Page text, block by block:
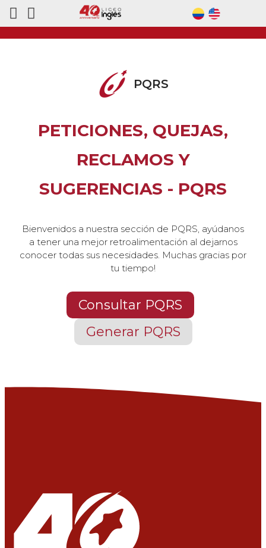
PQRS
PETICIONES, QUEJAS,
RECLAMOS Y
SUGERENCIAS - PQRS
Bienvenidos a nuestra sección de PQRS, ayúdanos
a tener una mejor retroalimentación al dejarnos
conocer todas sus necesidades. Muchas gracias por
tu tiempo!
Consultar PQRS
Generar PQRS